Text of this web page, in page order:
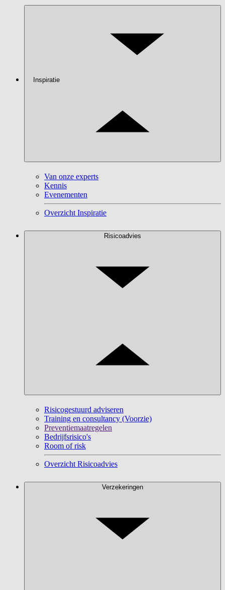
Inspiratie
Van onze experts
Kennis
Evenementen
Overzicht Inspiratie
Risicoadvies
Risicogestuurd adviseren
Training en consultancy (Voorzie)
Preventiemaatregelen
Bedrijfsrisico's
Room of risk
Overzicht Risicoadvies
Verzekeringen